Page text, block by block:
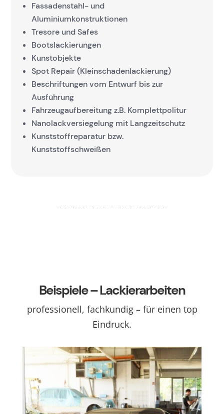
Fassadenstahl- und
Aluminiumkonstruktionen
Tresore und Safes
Bootslackierungen
Kunstobjekte
Spot Repair (Kleinschadenlackierung)
Beschriftungen vom Entwurf bis zur
Ausführung
Fahrzeugaufbereitung z.B. Komplettpolitur
Nanolackversiegelung mit Langzeitschutz
Kunststoffreparatur bzw.
Kunststoffschweißen
Beispiele – Lackierarbeiten
professionell, fachkundig – für einen top
Eindruck.